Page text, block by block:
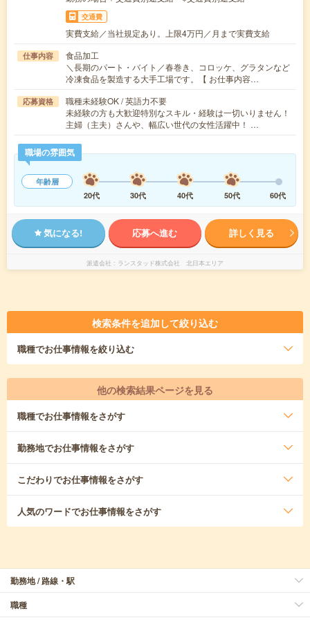
交通費
実費支給／当社規定あり。上限4万円／月まで実費支給
仕事内容
食品加工
＼長期のパート・バイト／春巻き、コロッケ、グラタンなど
冷凍食品を製造する大手工場です。【 お仕事内容…
応募資格
職種未経験OK / 英語力不要
未経験の方も大歓迎特別なスキル・経験は一切いりません！
主婦（主夫）さんや、幅広い世代の女性活躍中！ …
職場の雰囲気
年齢層
20代
30代 40代 50代 60代
気になる! 応募へ進む 詳しく見る
派遣会社 ランスタッド株式会社 北日本エリア
検索条件を追加して絞り込む
職種でお仕事情報を絞り込む
他の検索結果ページを見る
職種でお仕事情報をさがす
勤務地でお仕事情報をさがす
こだわりでお仕事情報をさがす
人気のワードでお仕事情報をさがす
勤務地 / 路線・駅
職種